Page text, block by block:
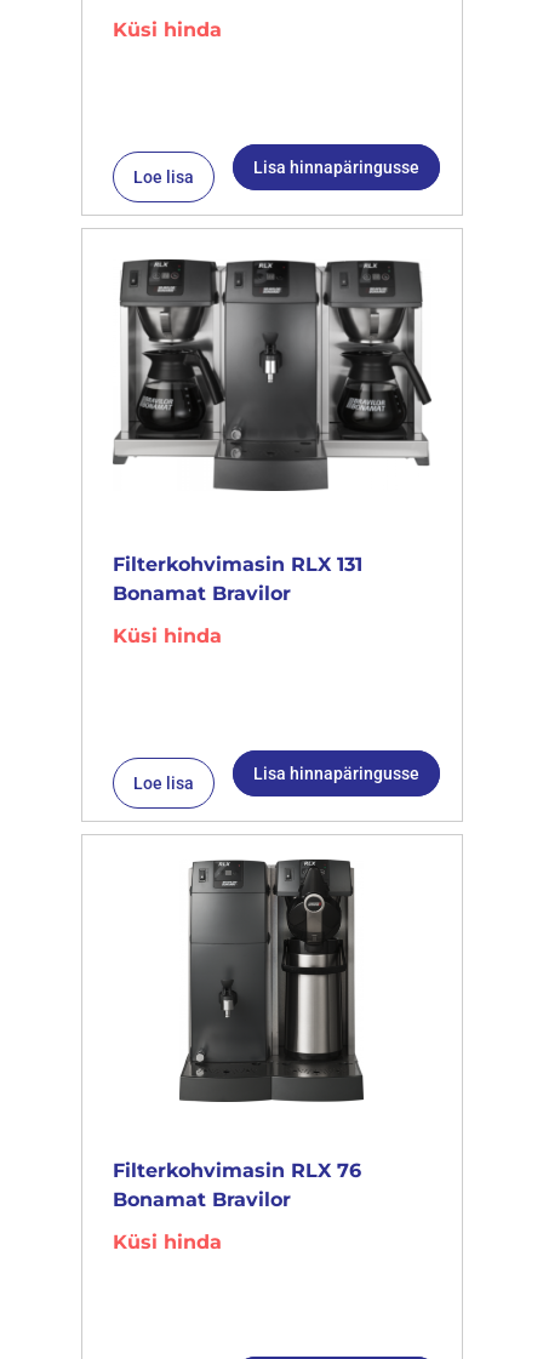
Küsi hinda
Loe lisa Lisa hinnapäringusse
Filterkohvimasin RLX 131
Bonamat Bravilor
Küsi hinda
Loe lisa Lisa hinnapäringusse
Filterkohvimasin RLX 76
Bonamat Bravilor
Küsi hinda